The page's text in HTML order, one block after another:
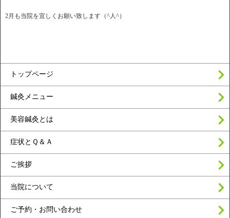
2月も当院を宜しくお願い致します（^人^）
トップページ
鍼灸メニュー
美容鍼灸とは
症状とＱ＆Ａ
ご挨拶
当院について
ご予約・お問い合わせ